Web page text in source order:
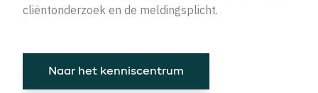
cliëntonderzoek en de meldingsplicht.
Naar het kenniscentrum